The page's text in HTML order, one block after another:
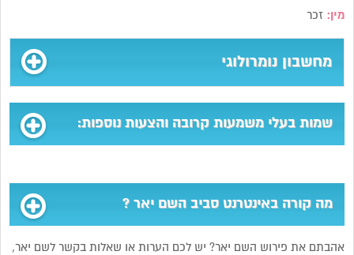
מין: זכר
מחשבון נומרולוגי
שמות בעלי משמעות קרובה והצעות נוספות:
מה קורה באינטרנט סביב השם יאר ?
אהבתם את פירוש השם יאר? יש לכם הערות או שאלות בקשר לשם יאר,